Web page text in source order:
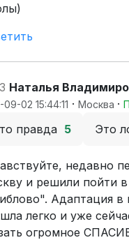
Наталья
09-02 15:44:11 · Москва ·
правда 5 Это
недавно
и решили пойти
Адаптация в
легко и уже
огромное